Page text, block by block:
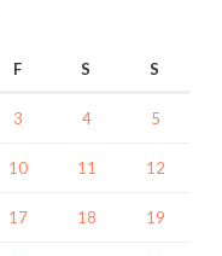
F S S
3 4 5
10 11 12
17 18 19